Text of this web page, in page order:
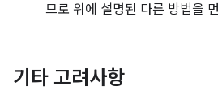
므로 위에 설명된 다른 방법을
기타 고려사항